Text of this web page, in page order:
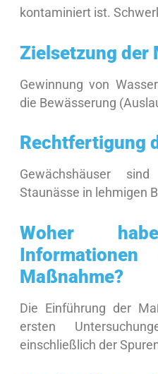
kontaminiert ist.
Zielsetzung der
Gewinnung von
die Bewässerung
Rechtfertigung
Gewächshäuser
Staunässe in lehmigen
Woher
Maßnahme?
Die Einführung der
ersten
einschließlich der